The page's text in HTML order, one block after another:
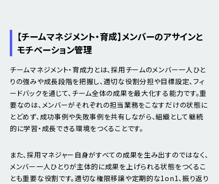
【チームマネジメント・育成】メンバーのアサインと
モチベーション管理
チームマネジメント・育成力とは、採用チームのメンバー一人ひと
りの強みや成長段階を把握し、適切な役割分担や目標設定、フィ
ードバックを通じて、チーム全体の成果を最大化する能力です。重
要なのは、メンバーがそれぞれの担当業務をこなすだけの状態に
とどめず、成功事例や失敗事例を共有しながら、組織として継続
的に学習・成長できる環境をつくることです。
また、採用マネジャー自身がすべての成果を生み出すのではなく、
メンバー一人ひとりが主体的に成果を上げられる状態をつくるこ
とも重要な役割です。適切な権限移譲や定期的な1on1、振り返り